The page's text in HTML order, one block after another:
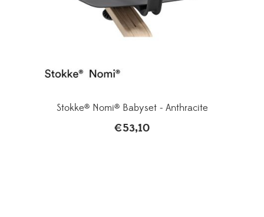
Stokke® Nomi® Babyset - Anthracite
€53,10